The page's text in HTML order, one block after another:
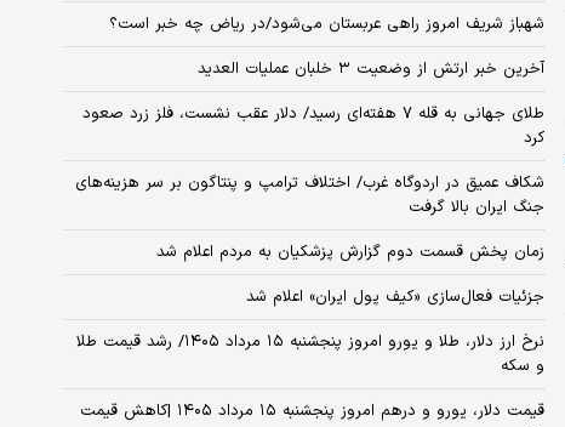
شهباز شریف امروز راهی عربستان می‌شود/در ریاض چه خبر است؟
آخرین خبر ارتش از وضعیت ۳ خلبان عملیات العدید
طلای جهانی به قله ۷ هفته‌ای رسید/ دلار عقب نشست، فلز زرد صعود
کرد
شکاف عمیق در اردوگاه غرب/ اختلاف ترامپ و پنتاگون بر سر هزینه‌های
جنگ ایران بالا گرفت
زمان پخش قسمت دوم گزارش پزشکیان به مردم اعلام شد
جزئیات فعال‌سازی «کیف پول ایران» اعلام شد
نرخ ارز دلار، طلا و یورو امروز پنجشنبه ۱۵ مرداد ۱۴۰۵/ رشد قیمت طلا
و سکه
قیمت دلار، یورو و درهم امروز پنجشنبه ۱۵ مرداد ۱۴۰۵ |کاهش قیمت